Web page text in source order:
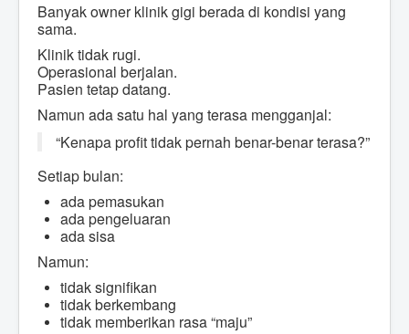
Banyak owner klinik gigi berada di kondisi yang
sama.
Klinik tidak rugi.
Operasional berjalan.
Pasien tetap datang.
Namun ada satu hal yang terasa mengganjal:
“Kenapa profit tidak pernah benar-benar terasa?”
Setiap bulan:
ada pemasukan
ada pengeluaran
ada sisa
Namun:
tidak signifikan
tidak berkembang
tidak memberikan rasa “maju”